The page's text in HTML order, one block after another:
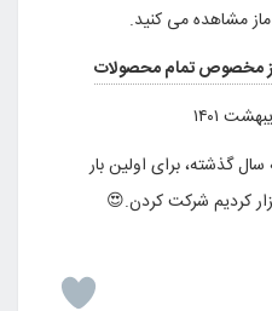
مخصوص تمام محصولات
گذشته، برای اولین بار
کردیم شرکت کردن.😍